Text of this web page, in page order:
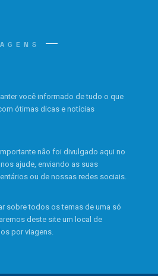
você informado de tudo o que
ótimas dicas e notícias
não foi divulgado aqui no
ajude, enviando as suas
ou de nossas redes sociais.
sobre todos os temas de uma só
deste site um local de
por viagens.